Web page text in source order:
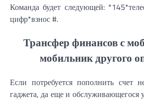
Команда будет следующей:
цифр*взнос #.
Трансфер финансов с
мобильник другого
Если потребуется пополнить счет
гаджета, да еще и обслуживающегося